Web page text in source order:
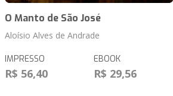
O Manto de São José
Aloísio Alves de Andrade
IMPRESSO
R$ 56,40
EBOOK
R$ 29,56